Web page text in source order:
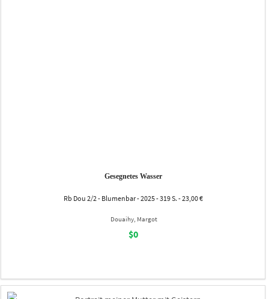
Gesegnetes Wasser
Rb Dou 2/2 - Blumenbar - 2025 - 319 S. - 23,00 €
Douaihy, Margot
$0